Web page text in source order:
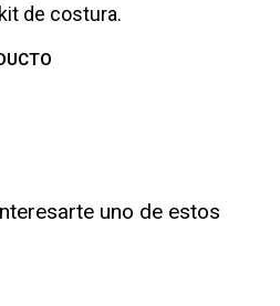
de costura.
uno de estos